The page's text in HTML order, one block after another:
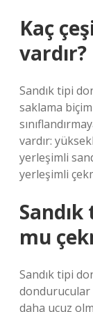
Kaç
vardır?
Sandık tipi
saklama
vardır:
yerleşimli
yerleşimli
mu
Sandık tipi
dondurucular
daha ucuz